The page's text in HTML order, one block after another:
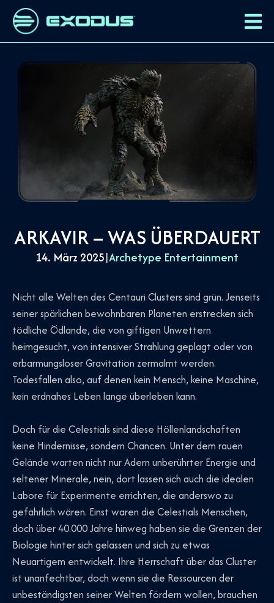
ARKAVIR – WAS ÜBERDAUERT
14. März 2025|Archetype Entertainment
Nicht alle Welten des Centauri Clusters sind grün. Jenseits
seiner spärlichen bewohnbaren Planeten erstrecken sich
tödliche Ödlande, die von giftigen Unwettern
heimgesucht, von intensiver Strahlung geplagt oder von
erbarmungsloser Gravitation zermalmt werden.
Todesfallen also, auf denen kein Mensch, keine Maschine,
kein erdnahes Leben lange überleben kann.
Doch für die Celestials sind diese Höllenlandschaften
keine Hindernisse, sondern Chancen. Unter dem rauen
Gelände warten nicht nur Adern unberührter Energie und
seltener Minerale, nein, dort lassen sich auch die idealen
Labore für Experimente errichten, die anderswo zu
gefährlich wären. Einst waren die Celestials Menschen,
doch über 40.000 Jahre hinweg haben sie die Grenzen der
Biologie hinter sich gelassen und sich zu etwas
Neuartigem entwickelt. Ihre Herrschaft über das Cluster
ist unanfechtbar, doch wenn sie die Ressourcen der
unbeständigsten seiner Welten fördern wollen, brauchen